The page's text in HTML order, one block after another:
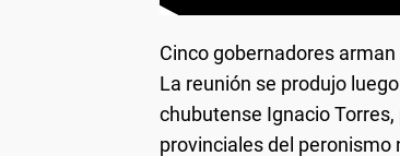
Cinco gobernadores
La reunión se produjo
chubutense Ignacio
provinciales del